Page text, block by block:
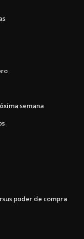
semana
poder de compra